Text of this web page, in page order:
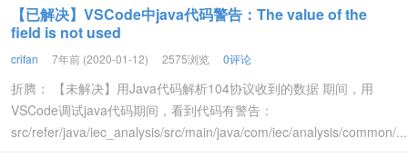
【已解决】VSCode中java代码警告：The value of the
field is not used
crifan 7年前 (2020-01-12) 2575浏览 0评论
折腾： 【未解决】用Java代码解析104协议收到的数据 期间，用
VSCode调试java代码期间，看到代码有警告：
src/refer/java/iec_analysis/src/main/java/com/iec/analysis/common/...